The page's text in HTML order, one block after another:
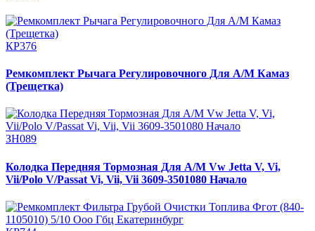
КР376
Ремкомплект Рычага Регулировочного Для А/М Камаз
(Трещетка)
ЗН089
Колодка Передняя Тормозная Для А/М Vw Jetta V, Vi,
Vii/Polo V/Passat Vi, Vii, Vii 3609-3501080 Начало